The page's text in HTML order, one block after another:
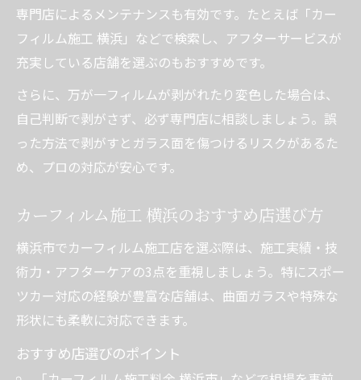
専門店によるメンテナンスも有効です。たとえば「カー
フィルム施工 横浜」などで検索し、アフターサービスが
充実している店舗を選ぶのもおすすめです。
さらに、万が一フィルムが剥がれたり変色した場合は、
自己判断で剥がさず、必ず専門店に相談しましょう。誤
った方法で剥がすとガラス面を傷つけるリスクがあるた
め、プロの対応が安心です。
カーフィルム施工 横浜のおすすめ店選び方
横浜市でカーフィルム施工店を選ぶ際は、施工実績・技
術力・アフターケアの3点を重視しましょう。特にスポー
ツカー対応の経験が豊富な店舗は、曲面ガラスや特殊な
形状にも柔軟に対応できます。
おすすめ店選びのポイント